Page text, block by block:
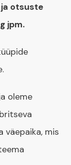
otsuste
jpm.
oleme
väepaika, mis